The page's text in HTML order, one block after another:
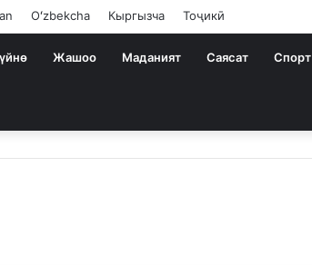
Oʻzbekcha Кыргызча Тоҷикӣ
Жашоо Маданият Саясат Спорт